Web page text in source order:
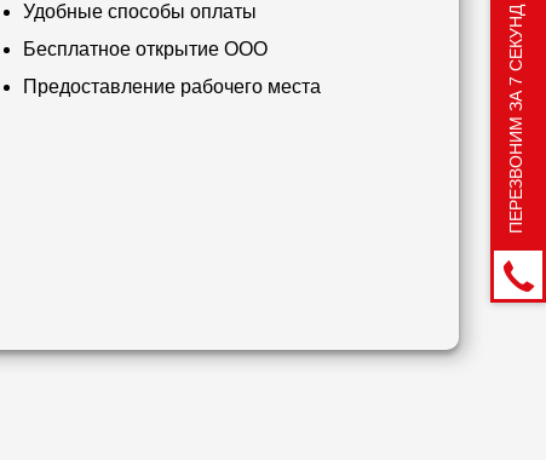
Удобные способы оплаты
Бесплатное открытие ООО
Предоставление рабочего места
ПЕРЕЗВОНИМ ЗА 7 СЕКУНД